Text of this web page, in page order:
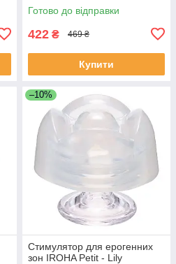
Готово до відправки
422 ₴ 469 ₴
Купити
–10%
Стимулятор для ерогенних
зон IROHA Petit - Lily